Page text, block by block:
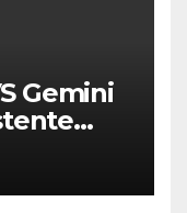
Gemini